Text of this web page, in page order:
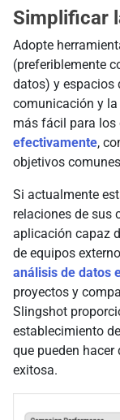
Simplificar
Adopte
(preferiblemente
datos) y espacios
comunicación y la
más fácil para los
efectivamente,
objetivos
Si actualmente
relaciones de sus
aplicación capaz
de equipos
análisis de datos
proyectos y
Slingshot
establecimiento
que pueden hacer
exitosa.